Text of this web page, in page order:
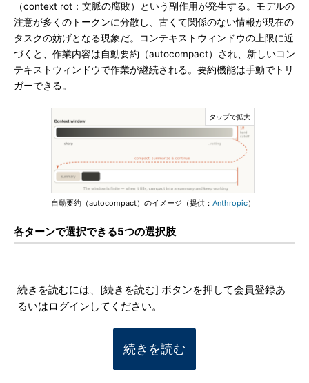
（context rot：文脈の腐敗）という副作用が発生する。モデルの
注意が多くのトークンに分散し、古くて関係のない情報が現在の
タスクの妨げとなる現象だ。コンテキストウィンドウの上限に近
づくと、作業内容は自動要約（autocompact）され、新しいコン
テキストウィンドウで作業が継続される。要約機能は手動でトリ
ガーできる。
自動要約（autocompact）のイメージ（提供： Anthropic）
各ターンで選択できる5つの選択肢
続きを読むには、[続きを読む] ボタンを押して会員登録あ
るいはログインしてください。
続きを読む